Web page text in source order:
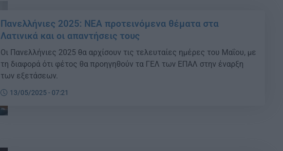
Πανελλήνιες 2025: ΝΕΑ προτεινόμενα θέματα στα
Λατινικά και οι απαντήσεις τους
Οι Πανελλήνιες 2025 θα αρχίσουν τις τελευταίες ημέρες του Μαΐου, με
τη διαφορά ότι φέτος θα προηγηθούν τα ΓΕΛ των ΕΠΑΛ στην έναρξη
των εξετάσεων.
13/05/2025 - 07:21